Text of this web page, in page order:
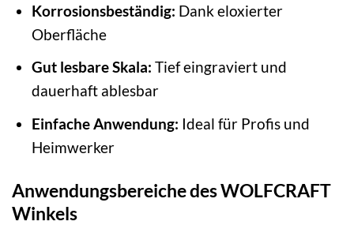
Korrosionsbeständig: Dank eloxierter
Oberfläche
Gut lesbare Skala: Tief eingraviert und
dauerhaft ablesbar
Einfache Anwendung: Ideal für Profis und
Heimwerker
Anwendungsbereiche des WOLFCRAFT
Winkels